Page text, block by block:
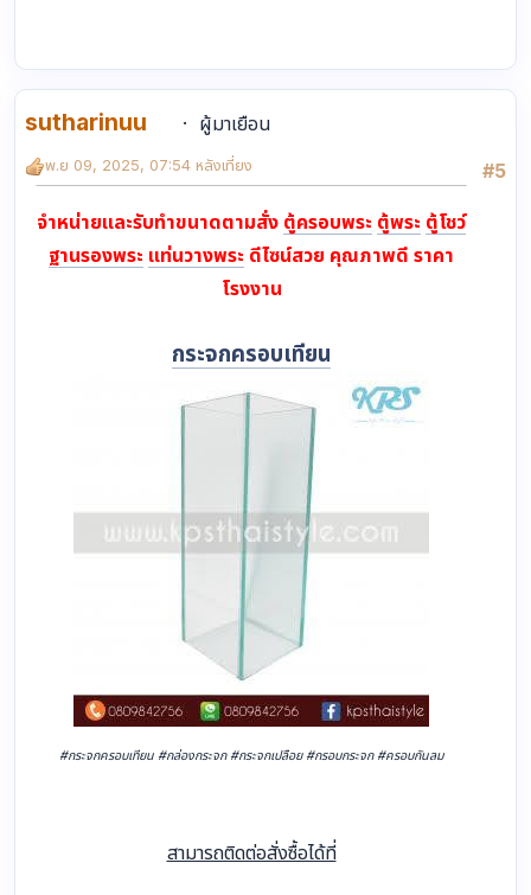
sutharinuu
ผู้มาเยือน
#5
พ.ย 09, 2025, 07:54 หลังเที่ยง
จำหน่ายและรับทำขนาดตามสั่ง ตู้ครอบพระ ตู้พระ ตู้โชว์
ฐานรองพระ แท่นวางพระ ดีไซน์สวย คุณภาพดี ราคา
โรงงาน
กระจกครอบเทียน
#กระจกครอบเทียน #กล่องกระจก #กระจกเปลือย #กรอบกระจก #ครอบกันลม
สามารถติดต่อสั่งซื้อได้ที่